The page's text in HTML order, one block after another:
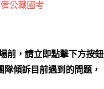
公職國考
前，請立即點擊下方按鈕
傾訴目前遇到的問題，